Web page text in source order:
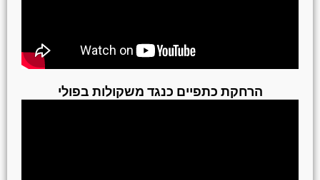
הרחקת כתפיים כנגד משקולות בפולי